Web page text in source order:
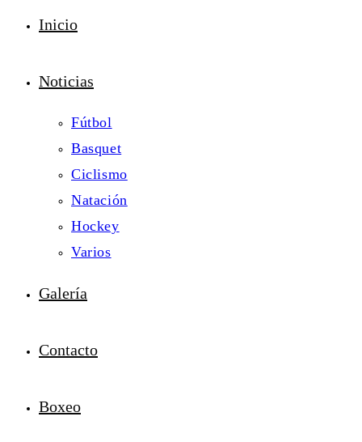
Inicio
Noticias
Fútbol
Basquet
Ciclismo
Natación
Hockey
Varios
Galería
Contacto
Boxeo